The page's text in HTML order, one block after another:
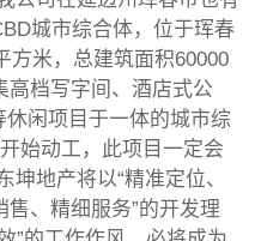
城市综合体，位于珲春
方米，总建筑面积60000
高档写字间、酒店式公
闲项目于一体的城市综
始动工，此项目一定会
地产将以“精准定位、
、精细服务”的开发理